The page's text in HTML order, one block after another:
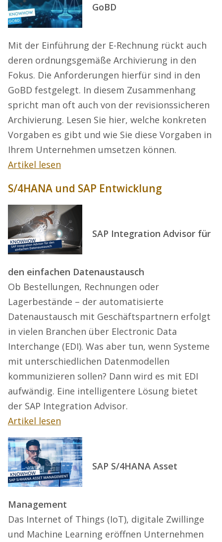
GoBD
Mit der Einführung der E-Rechnung rückt auch
deren ordnungsgemäße Archivierung in den
Fokus. Die Anforderungen hierfür sind in den
GoBD festgelegt. In diesem Zusammenhang
spricht man oft auch von der revisionssicheren
Archivierung. Lesen Sie hier, welche konkreten
Vorgaben es gibt und wie Sie diese Vorgaben in
Ihrem Unternehmen umsetzen können.
Artikel lesen
S/4HANA und SAP Entwicklung
SAP Integration Advisor für
den einfachen Datenaustausch
Ob Bestellungen, Rechnungen oder
Lagerbestände – der automatisierte
Datenaustausch mit Geschäftspartnern erfolgt
in vielen Branchen über Electronic Data
Interchange (EDI). Was aber tun, wenn Systeme
mit unterschiedlichen Datenmodellen
kommunizieren sollen? Dann wird es mit EDI
aufwändig. Eine intelligentere Lösung bietet
der SAP Integration Advisor.
Artikel lesen
SAP S/4HANA Asset
Management
Das Internet of Things (IoT), digitale Zwillinge
und Machine Learning eröffnen Unternehmen